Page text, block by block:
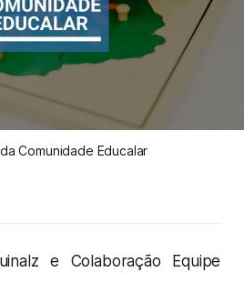
Comunidade Educalar
e Colaboração Equipe